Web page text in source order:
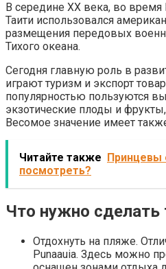
В середине XX века, во
Таити использовался
размещения передовых
Тихого океана.
Сегодня главную роль в
играют туризм и экспорт
популярностью пользуются
экзотические плоды и
Весомое значение имеет
Читайте также Принцевы
посмотреть?
Что нужно сделать
Отдохнуть на пляже.
Punaauia. Здесь можно